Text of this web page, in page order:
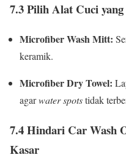
7.3 Pilih Alat Cuci
Microfiber Wash Mitt:
keramik.
Microfiber Dry Towel:
agarwater spotstidak
7.4 Hindari Car Wash
Kasar